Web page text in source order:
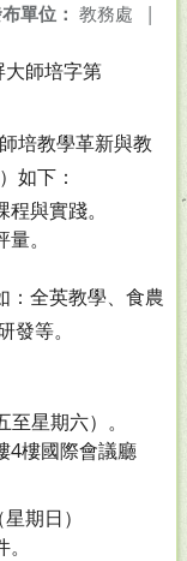
單位： 教務處 |
師培字第
培教學革新與教
如下：
與實踐。
。
：全英教學、食農
等。
星期六）。
4樓國際會議廳
期日）